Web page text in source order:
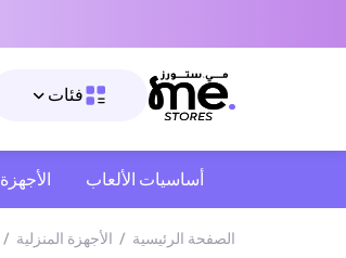
فئات
أساسيات الألعاب الأجهزة
الصفحة الرئيسية / الأجهزة المنزلية /